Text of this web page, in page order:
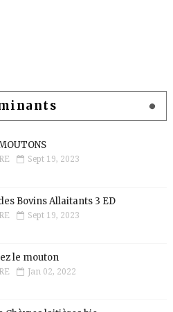
Sept 19, 2023
Bovins Allaitants 3 ED
Sept 19, 2023
le mouton
Jan 02, 2022